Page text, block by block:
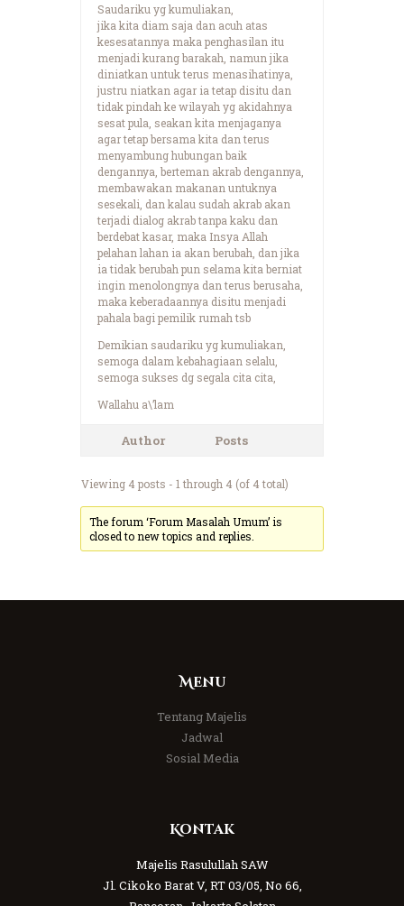
Saudariku yg kumuliakan,
jika kita diam saja dan acuh atas
kesesatannya maka penghasilan itu
menjadi kurang barakah, namun jika
diniatkan untuk terus menasihatinya,
justru niatkan agar ia tetap disitu dan
tidak pindah ke wilayah yg akidahnya
sesat pula, seakan kita menjaganya
agar tetap bersama kita dan terus
menyambung hubungan baik
dengannya, berteman akrab dengannya,
membawakan makanan untuknya
sesekali, dan kalau sudah akrab akan
terjadi dialog akrab tanpa kaku dan
berdebat kasar, maka Insya Allah
pelahan lahan ia akan berubah, dan jika
ia tidak berubah pun selama kita berniat
ingin menolongnya dan terus berusaha,
maka keberadaannya disitu menjadi
pahala bagi pemilik rumah tsb
Demikian saudariku yg kumuliakan,
semoga dalam kebahagiaan selalu,
semoga sukses dg segala cita cita,
Wallahu a\’lam
Author Posts
Viewing 4 posts - 1 through 4 (of 4 total)
The forum ‘Forum Masalah Umum’ is
closed to new topics and replies.
Menu
Tentang Majelis
Jadwal
Sosial Media
Kontak
Majelis Rasulullah SAW
Jl. Cikoko Barat V, RT 03/05, No 66,